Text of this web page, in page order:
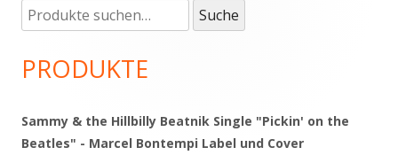
Haupt-
Seitenleiste
Suche
nach:
Suche
PRODUKTE
Sammy & the Hillbilly Beatnik Single "Pickin' on the
Beatles" - Marcel Bontempi Label und Cover